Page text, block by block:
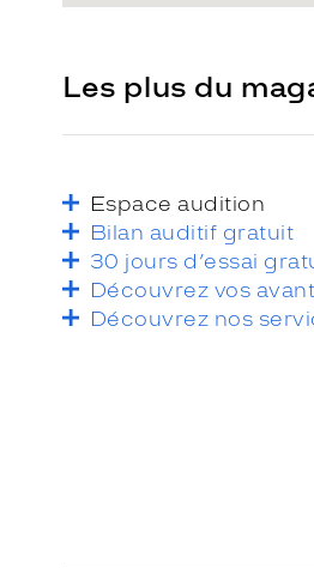
Les plus du
Espace audition
Bilan auditif gratuit
30 jours d’essai
Découvrez vos
Découvrez nos